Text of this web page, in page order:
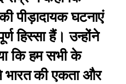
पीड़ादायक घटनाएं
हिस्सा हैं। उन्होंने
कि हम सभी के
भारत की एकता और